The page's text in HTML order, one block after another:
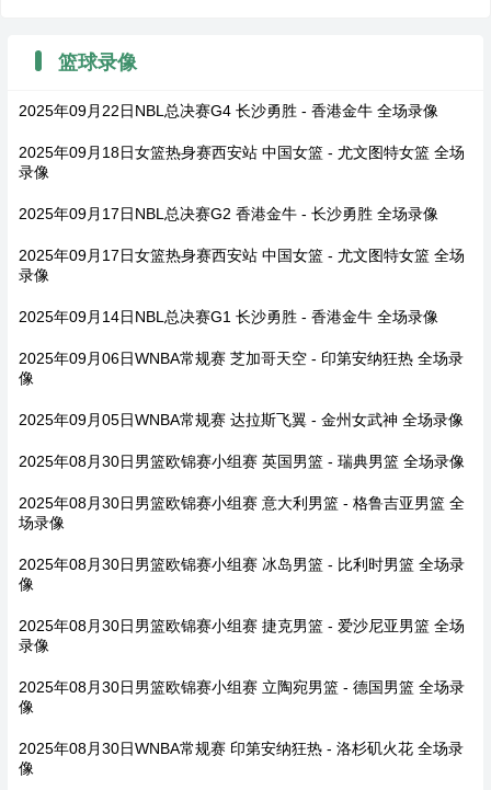
篮球录像
2025年09月22日NBL总决赛G4 长沙勇胜 - 香港金牛 全场录像
2025年09月18日女篮热身赛西安站 中国女篮 - 尤文图特女篮 全场
录像
2025年09月17日NBL总决赛G2 香港金牛 - 长沙勇胜 全场录像
2025年09月17日女篮热身赛西安站 中国女篮 - 尤文图特女篮 全场
录像
2025年09月14日NBL总决赛G1 长沙勇胜 - 香港金牛 全场录像
2025年09月06日WNBA常规赛 芝加哥天空 - 印第安纳狂热 全场录
像
2025年09月05日WNBA常规赛 达拉斯飞翼 - 金州女武神 全场录像
2025年08月30日男篮欧锦赛小组赛 英国男篮 - 瑞典男篮 全场录像
2025年08月30日男篮欧锦赛小组赛 意大利男篮 - 格鲁吉亚男篮 全
场录像
2025年08月30日男篮欧锦赛小组赛 冰岛男篮 - 比利时男篮 全场录
像
2025年08月30日男篮欧锦赛小组赛 捷克男篮 - 爱沙尼亚男篮 全场
录像
2025年08月30日男篮欧锦赛小组赛 立陶宛男篮 - 德国男篮 全场录
像
2025年08月30日WNBA常规赛 印第安纳狂热 - 洛杉矶火花 全场录
像